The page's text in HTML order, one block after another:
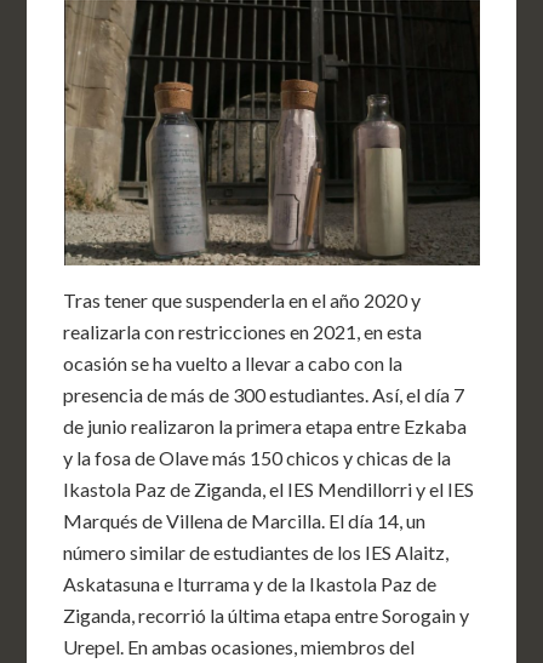
Tras tener que suspenderla en el año 2020 y
realizarla con restricciones en 2021, en esta
ocasión se ha vuelto a llevar a cabo con la
presencia de más de 300 estudiantes. Así, el día 7
de junio realizaron la primera etapa entre Ezkaba
y la fosa de Olave más 150 chicos y chicas de la
Ikastola Paz de Ziganda, el IES Mendillorri y el IES
Marqués de Villena de Marcilla. El día 14, un
número similar de estudiantes de los IES Alaitz,
Askatasuna e Iturrama y de la Ikastola Paz de
Ziganda, recorrió la última etapa entre Sorogain y
Urepel. En ambas ocasiones, miembros del